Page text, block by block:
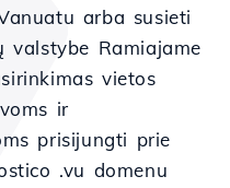
arba susieti
valstybe Ramiajame
vietos
ir
prisijungti prie
.vu domenu